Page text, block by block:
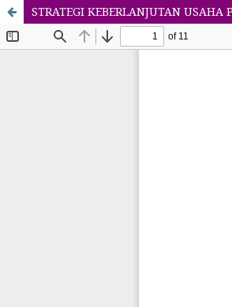
STRATEGI KEBERLANJUTAN USAHA